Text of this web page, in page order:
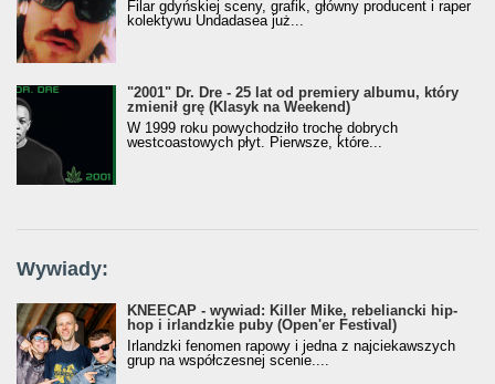
Filar gdyńskiej sceny, grafik, główny producent i raper
kolektywu Undadasea już...
"2001" Dr. Dre - 25 lat od premiery albumu, który
zmienił grę (Klasyk na Weekend)
W 1999 roku powychodziło trochę dobrych
westcoastowych płyt. Pierwsze, które...
Wywiady:
KNEECAP - wywiad: Killer Mike, rebeliancki hip-
hop i irlandzkie puby (Open'er Festival)
Irlandzki fenomen rapowy i jedna z najciekawszych
grup na współczesnej scenie....